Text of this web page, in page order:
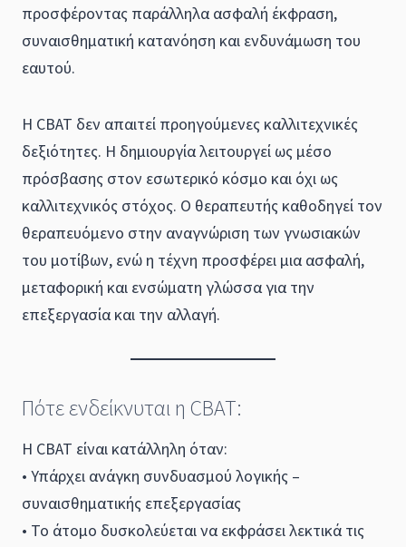
προσφέροντας παράλληλα ασφαλή έκφραση,
συναισθηματική κατανόηση και ενδυνάμωση του
εαυτού.
Η CBAT δεν απαιτεί προηγούμενες καλλιτεχνικές
δεξιότητες. Η δημιουργία λειτουργεί ως μέσο
πρόσβασης στον εσωτερικό κόσμο και όχι ως
καλλιτεχνικός στόχος. Ο θεραπευτής καθοδηγεί τον
θεραπευόμενο στην αναγνώριση των γνωσιακών
του μοτίβων, ενώ η τέχνη προσφέρει μια ασφαλή,
μεταφορική και ενσώματη γλώσσα για την
επεξεργασία και την αλλαγή.
Πότε ενδείκνυται η CBAT:
Η CBAT είναι κατάλληλη όταν:
• Υπάρχει ανάγκη συνδυασμού λογικής –
συναισθηματικής επεξεργασίας
• Το άτομο δυσκολεύεται να εκφράσει λεκτικά τις